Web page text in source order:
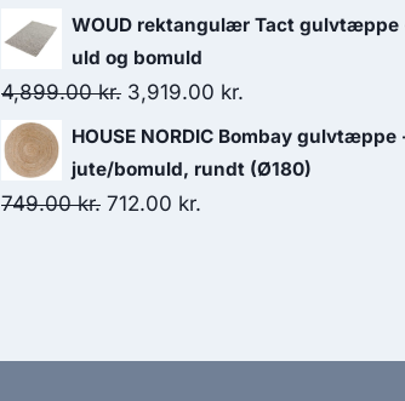
WOUD rektangulær Tact gulvtæppe
uld og bomuld
4,899.00kr. 3,919.00 kr.
HOUSE NORDIC Bombay
jute/bomuld, rundt (Ø180)
749.00kr. 712.00 kr.